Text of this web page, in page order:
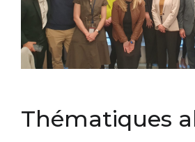
Thématiques